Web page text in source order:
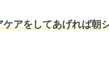
アをしてあげれば朝